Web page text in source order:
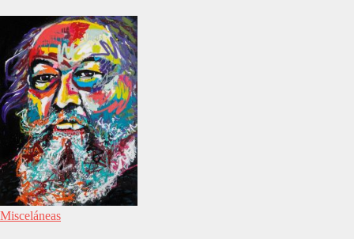
Misceláneas